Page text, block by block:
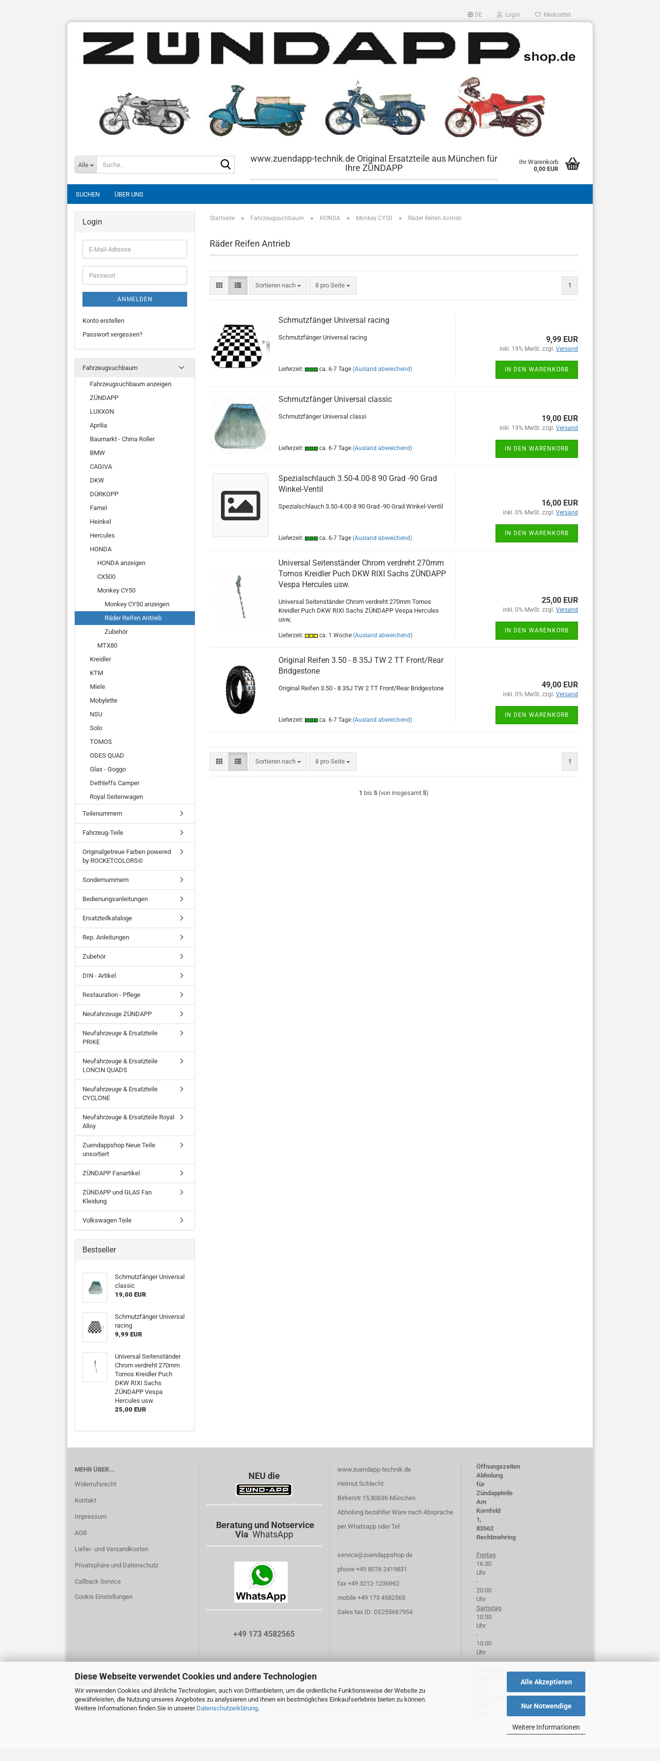
Diese Webseite verwendet Cookies und andere Technologien
Wir verwenden Cookies und ähnliche Technologien, auch von Drittanbietern, um die ordentliche Funktionsweise der Website zu
gewährleisten, die Nutzung unseres Angebotes zu analysieren und Ihnen ein bestmögliches Einkaufserlebnis bieten zu können.
Weitere Informationen finden Sie in unserer Datenschutzerklärung.
Alle Akzeptieren
Nur Notwendige
Weitere Informationen
DE Login Merkzettel
Alle
Suche...www.zuendapp-technik.de Original Ersatzteile aus München für
Ihre ZÜNDAPP
Ihr Warenkorb
0,00 EUR
SUCHEN ÜBER UNS
Startseite » Fahrzeugsuchbaum » HONDA » Monkey CY50 » Räder Reifen Antrieb
Räder Reifen Antrieb
Sortieren nach
Sortieren nach 8 pro Seite
pro Seite 1
Schmutzfänger Universal racing
Schmutzfänger Universal racing
Lieferzeit: ca. 6-7 Tage (Ausland abweichend)
9,99 EUR
inkl. 19% MwSt. zzgl. Versand
IN DEN WARENKORB
Schmutzfänger Universal classic
Schmutzfänger Universal classi
Lieferzeit: ca. 6-7 Tage (Ausland abweichend)
19,00 EUR
inkl. 19% MwSt. zzgl. Versand
IN DEN WARENKORB
Spezialschlauch 3.50-4.00-8 90 Grad -90 Grad
Winkel-Ventil
Spezialschlauch 3.50-4.00-8 90 Grad -90 Grad Winkel-Ventil
Lieferzeit: ca. 6-7 Tage (Ausland abweichend)
16,00 EUR
inkl. 0% MwSt. zzgl. Versand
IN DEN WARENKORB
Universal Seitenständer Chrom verdreht 270mm
Tomos Kreidler Puch DKW RIXI Sachs ZÜNDAPP
Vespa Hercules usw.
Universal Seitenständer Chrom verdreht 270mm Tomos
Kreidler Puch DKW RIXI Sachs ZÜNDAPP Vespa Hercules
usw,
Lieferzeit: ca. 1 Woche (Ausland abweichend)
25,00 EUR
inkl. 0% MwSt. zzgl. Versand
IN DEN WARENKORB
Original Reifen 3.50 - 8 35J TW 2 TT Front/Rear
Bridgestone
Original Reifen 3.50 - 8 35J TW 2 TT Front/Rear Bridgestone
Lieferzeit: ca. 6-7 Tage (Ausland abweichend)
49,00 EUR
inkl. 0% MwSt. zzgl. Versand
IN DEN WARENKORB
Sortieren nach
Sortieren nach 8 pro Seite
pro Seite 1
1 bis 5 (von insgesamt 5)
Login
E-
Mail-
Adresse
Passwort
ANMELDEN
Konto erstellen
Passwort vergessen?
Fahrzeugsuchbaum
Fahrzeugsuchbaum anzeigen
ZÜNDAPP
LUXXON
Aprilia
Baumarkt - China Roller
BMW
CAGIVA
DKW
DÜRKOPP
Famel
Heinkel
Hercules
HONDA
HONDA anzeigen
CX500
Monkey CY50
Monkey CY50 anzeigen
Räder Reifen Antrieb
Zubehör
MTX80
Kreidler
KTM
Miele
Mobylette
NSU
Solo
TOMOS
ODES QUAD
Glas - Goggo
Dethleffs Camper
Royal Seitenwagen
Teilenummern
Fahrzeug-Teile
Originalgetreue Farben powered
by ROCKETCOLORS©
Sondernummern
Bedienungsanleitungen
Ersatzteilkataloge
Rep. Anleitungen
Zubehör
DIN - Artikel
Restauration - Pflege
Neufahrzeuge ZÜNDAPP
Neufahrzeuge & Ersatzteile
PRIKE
Neufahrzeuge & Ersatzteile
LONCIN QUADS
Neufahrzeuge & Ersatzteile
CYCLONE
Neufahrzeuge & Ersatzteile Royal
Alloy
Zuendappshop Neue Teile
unsortiert
ZÜNDAPP Fanartikel
ZÜNDAPP und GLAS Fan
Kleidung
Volkswagen Teile
Bestseller
Schmutzfänger Universal
classic
19,00 EUR
Schmutzfänger Universal
racing
9,99 EUR
Universal Seitenständer
Chrom verdreht 270mm
Tomos Kreidler Puch
DKW RIXI Sachs
ZÜNDAPP Vespa
Hercules usw.
25,00 EUR
MEHR ÜBER...
Widerrufsrecht
Kontakt
Impressum
AGB
Liefer- und Versandkosten
Privatsphäre und Datenschutz
Callback Service
Cookie Einstellungen
NEU die
Beratung und Notservice
Via WhatsApp
+49 173 4582565
www.zuendapp-technik.de
Helmut Schlecht
Birkerstr 15,80636 München
Abholung bezahlter Ware nach Absprache
per Whatsapp oder Tel.
service@zuendappshop.de
phone +49 8076 2419831
fax +49 3212-1236962
mobile +49 173 4582565
Sales tax ID: DE255667954
Öffnungszeiten
Abholung
für
Zündappteile
Am
Kornfeld
1,
83562
Rechtmehring
Freitag
16:30
Uhr
-
20:00
Uhr
Samstag
10:30
Uhr
-
13:00
Uhr
Anmeldung
Vertrag widerrufen
Webshop erstellen